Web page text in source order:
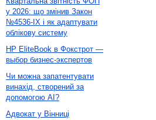
у 2026: що змінив Закон
№4536-IX і як адаптувати
облікову систему
HP EliteBook в Фокстрот —
выбор бизнес-экспертов
Чи можна запатентувати
винахід, створений за
допомогою AI?
Адвокат у Вінниці